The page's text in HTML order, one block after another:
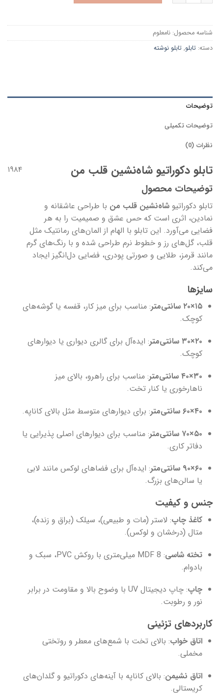
شناسه محصول: نامعلوم
دسته: تابلو, تابلو نوشته
توضیحات
توضیحات تکمیلی
نظرات (0)
تابلو دکوراتیو شاه‌نشین قلب من
توضیحات محصول
تابلو دکوراتیو شاه‌نشین قلب من با طراحی عاشقانه و
نمادین، اثری است که حس عشق و صمیمیت را به هر
فضایی می‌آورد. این تابلو با الهام از المان‌های رمانتیک مثل
قلب، گل‌های رز و خطوط نرم طراحی شده و با رنگ‌های گرم
مانند قرمز، طلایی و صورتی پودری، فضایی دل‌انگیز ایجاد
می‌کند.
سایزها
۱۵×۲۰ سانتی‌متر
: مناسب برای میز کار، قفسه یا گوشه‌های
کوچک.
۲۰×۳۰ سانتی‌متر
: ایده‌آل برای گالری دیواری یا دیوارهای
کوچک.
۳۰×۴۰ سانتی‌متر
: مناسب برای راهرو، بالای میز
ناهارخوری یا کنار تخت.
۴۰×۶۰ سانتی‌متر
: برای دیوارهای متوسط مثل بالای کاناپه.
۵۰×۷۰ سانتی‌متر
: مناسب برای دیوارهای اصلی پذیرایی یا
دفاتر کاری.
۶۰×۹۰ سانتی‌متر
: ایده‌آل برای فضاهای لوکس مانند لابی
یا سالن‌های بزرگ.
جنس و کیفیت
کاغذ چاپ: لاستر (مات و طبیعی)، سیلک (براق و زنده)،
متال (درخشان و لوکس).
تخته شاسی
: MDF 8 میلی‌متری با روکش PVC، سبک و
بادوام.
چاپ
: چاپ دیجیتال UV با وضوح بالا و مقاومت در برابر
نور و رطوبت.
کاربردهای تزئینی
اتاق خواب: بالای تخت با شمع‌های معطر و روتختی
مخملی.
اتاق نشیمن: بالای کاناپه با آینه‌های دکوراتیو و گلدان‌های
کریستالی.
۱۹۸۴